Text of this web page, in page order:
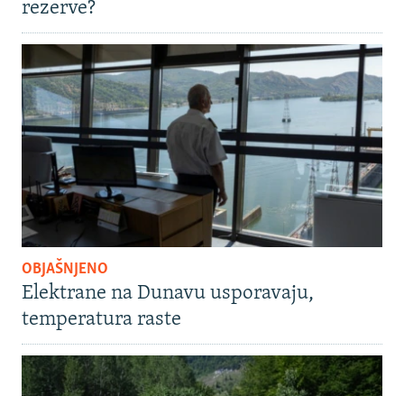
rezerve?
OBJAŠNJENO
Elektrane na Dunavu usporavaju,
temperatura raste